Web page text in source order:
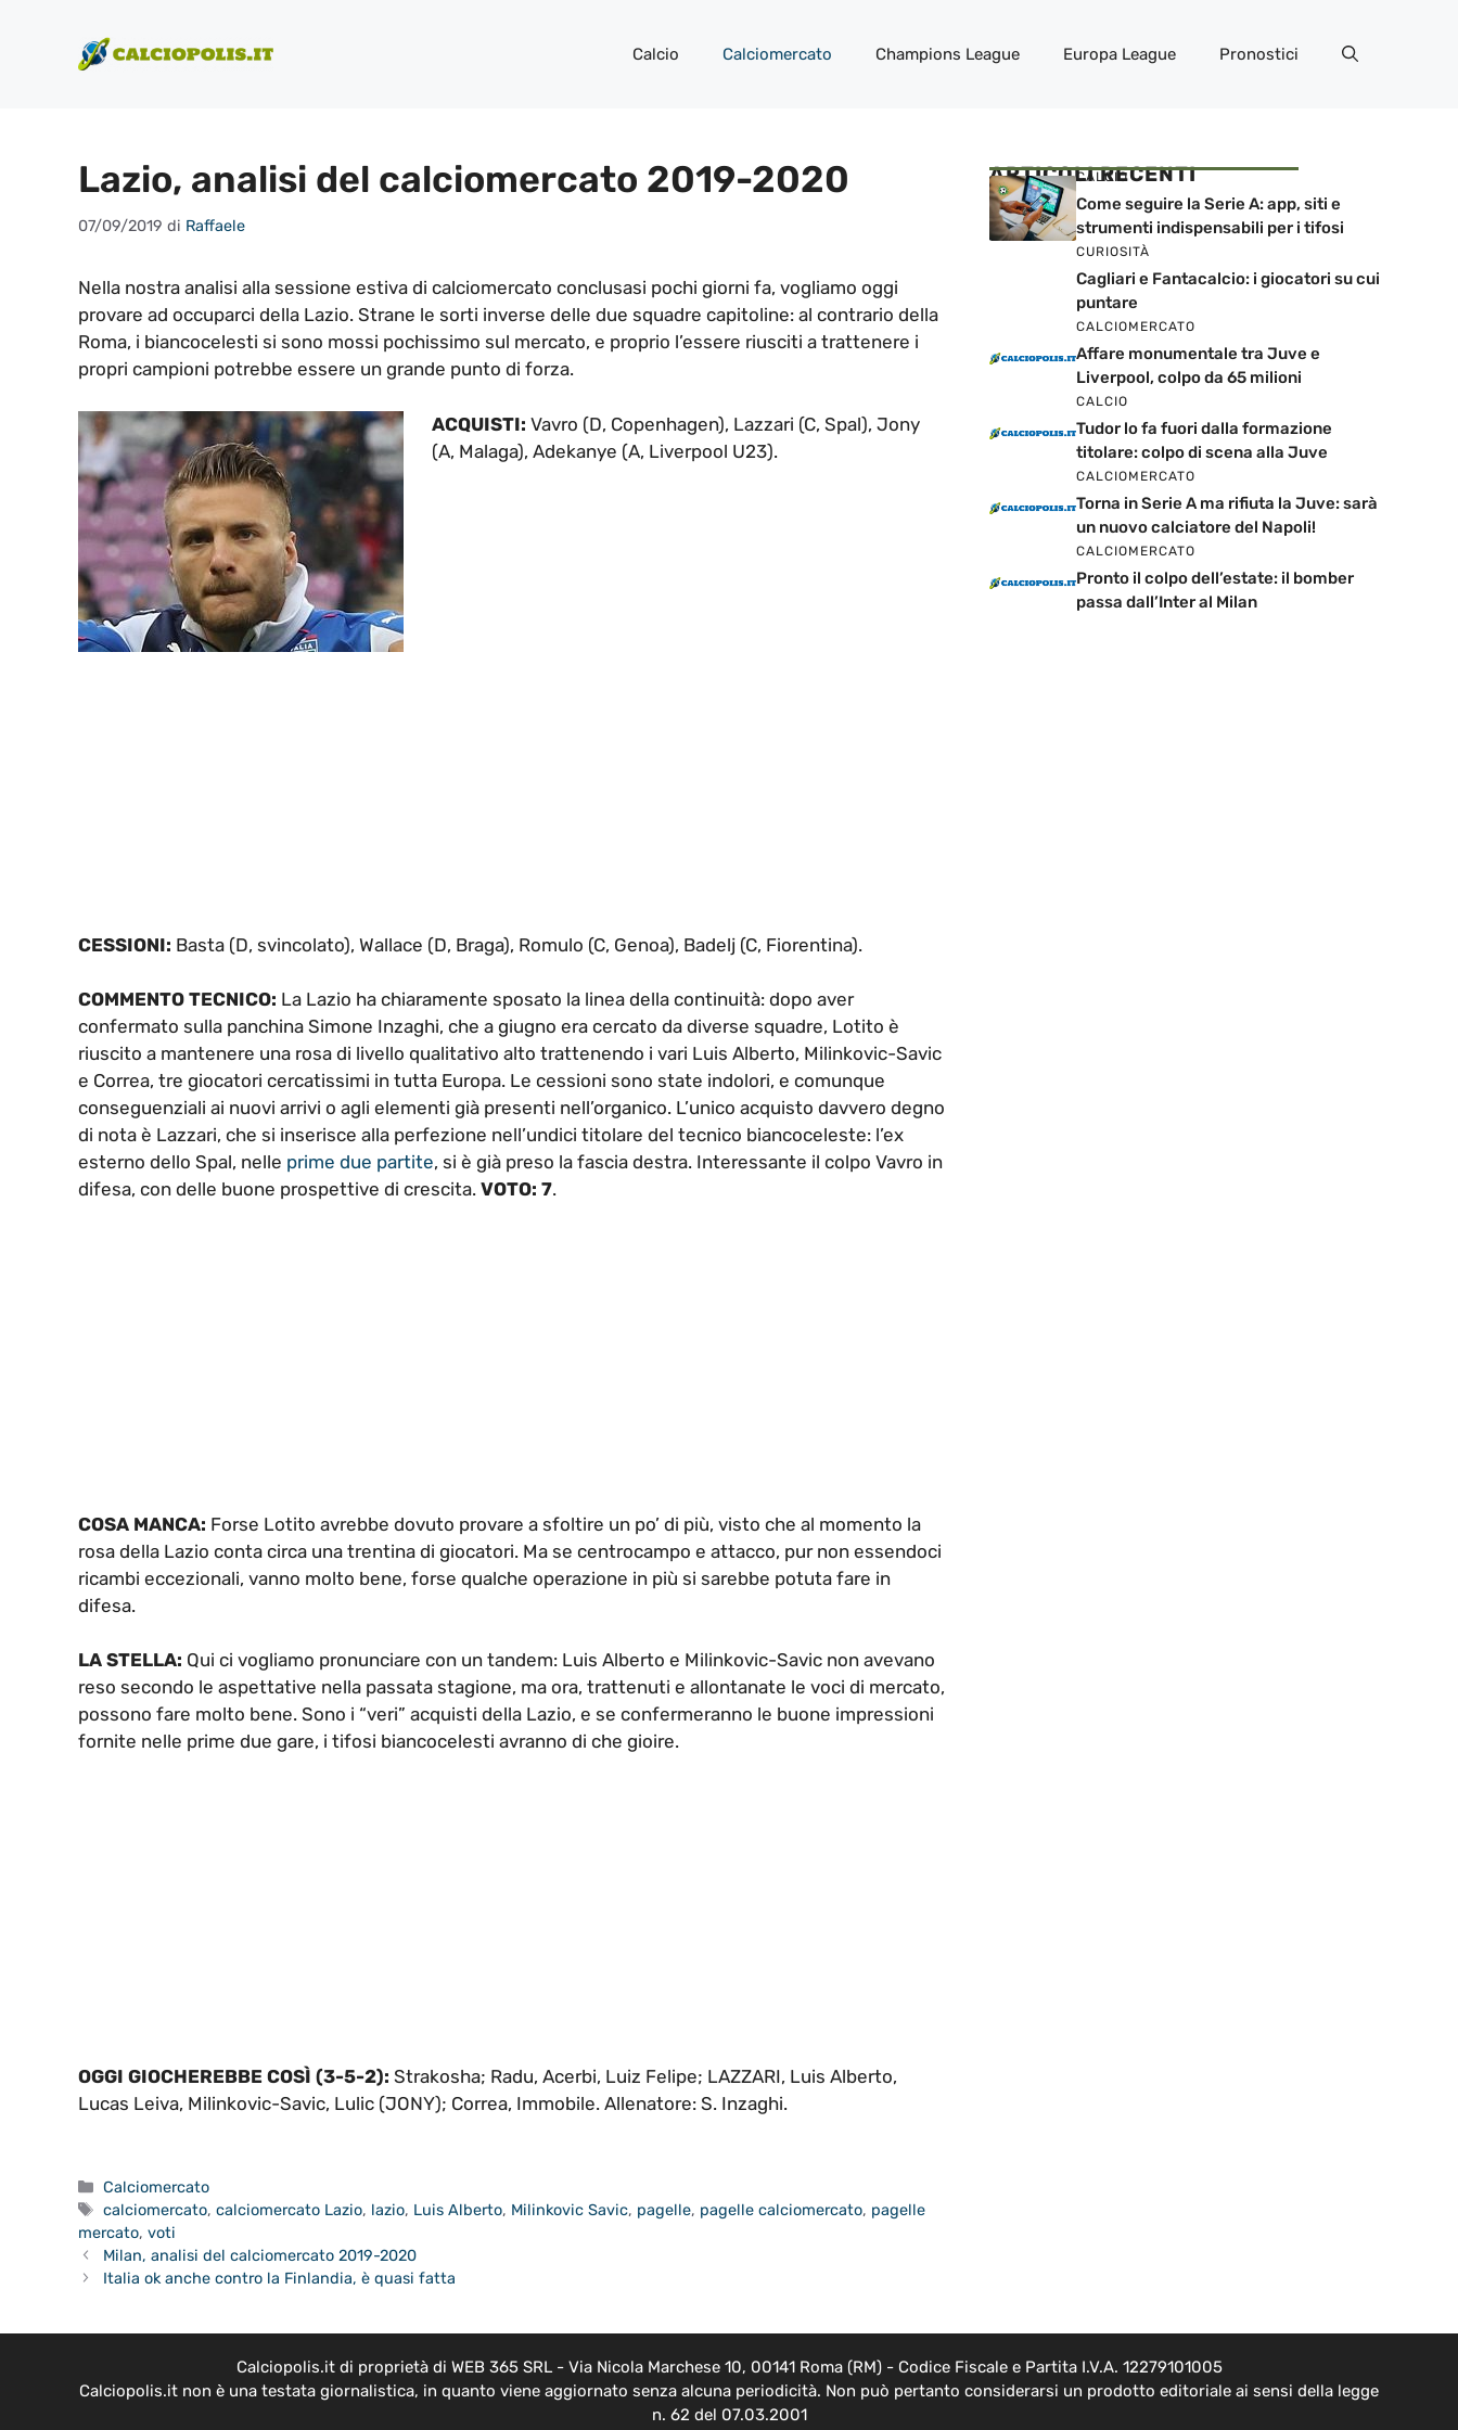
contenuto
Calcio Calciomercato Champions League Europa League Pronostici
Lazio, analisi del calciomercato 2019-2020
07/09/2019 di Raffaele
Nella nostra analisi alla sessione estiva di calciomercato conclusasi pochi giorni fa, vogliamo oggi
provare ad occuparci della Lazio. Strane le sorti inverse delle due squadre capitoline: al contrario della
Roma, i biancocelesti si sono mossi pochissimo sul mercato, e proprio l’essere riusciti a trattenere i
propri campioni potrebbe essere un grande punto di forza.
ACQUISTI: Vavro (D, Copenhagen), Lazzari (C, Spal), Jony
(A, Malaga), Adekanye (A, Liverpool U23).
CESSIONI: Basta (D, svincolato), Wallace (D, Braga), Romulo (C, Genoa), Badelj (C, Fiorentina).
COMMENTO TECNICO: La Lazio ha chiaramente sposato la linea della continuità: dopo aver
confermato sulla panchina Simone Inzaghi, che a giugno era cercato da diverse squadre, Lotito è
riuscito a mantenere una rosa di livello qualitativo alto trattenendo i vari Luis Alberto, Milinkovic-Savic
e Correa, tre giocatori cercatissimi in tutta Europa. Le cessioni sono state indolori, e comunque
conseguenziali ai nuovi arrivi o agli elementi già presenti nell’organico. L’unico acquisto davvero degno
di nota è Lazzari, che si inserisce alla perfezione nell’undici titolare del tecnico biancoceleste: l’ex
esterno dello Spal, nelle prime due partite, si è già preso la fascia destra. Interessante il colpo Vavro in
difesa, con delle buone prospettive di crescita. VOTO: 7.
COSA MANCA: Forse Lotito avrebbe dovuto provare a sfoltire un po’ di più, visto che al momento la
rosa della Lazio conta circa una trentina di giocatori. Ma se centrocampo e attacco, pur non essendoci
ricambi eccezionali, vanno molto bene, forse qualche operazione in più si sarebbe potuta fare in
difesa.
LA STELLA: Qui ci vogliamo pronunciare con un tandem: Luis Alberto e Milinkovic-Savic non avevano
reso secondo le aspettative nella passata stagione, ma ora, trattenuti e allontanate le voci di mercato,
possono fare molto bene. Sono i “veri” acquisti della Lazio, e se confermeranno le buone impressioni
fornite nelle prime due gare, i tifosi biancocelesti avranno di che gioire.
OGGI GIOCHEREBBE COSÌ (3-5-2): Strakosha; Radu, Acerbi, Luiz Felipe; LAZZARI, Luis Alberto,
Lucas Leiva, Milinkovic-Savic, Lulic (JONY); Correa, Immobile. Allenatore: S. Inzaghi.
Categorie
Calciomercato
Tag
calciomercato,calciomercato Lazio, lazio, Luis Alberto, Milinkovic Savic, pagelle, pagelle calciomercato, pagelle
mercato, voti
Milan, analisi del calciomercato 2019-2020
Italia ok anche contro la Finlandia, è quasi fatta
ARTICOLI RECENTI
CALCIO
Come seguire la Serie A: app, siti e
strumenti indispensabili per i tifosi
CURIOSITÀ
Cagliari e Fantacalcio: i giocatori su cui
puntare
CALCIOMERCATO
Affare monumentale tra Juve e
Liverpool, colpo da 65 milioni
CALCIO
Tudor lo fa fuori dalla formazione
titolare: colpo di scena alla Juve
CALCIOMERCATO
Torna in Serie A ma rifiuta la Juve: sarà
un nuovo calciatore del Napoli!
CALCIOMERCATO
Pronto il colpo dell’estate: il bomber
passa dall’Inter al Milan
Calciopolis.it di proprietà di WEB 365 SRL - Via Nicola Marchese 10, 00141 Roma (RM) - Codice Fiscale e Partita I.V.A. 12279101005
Calciopolis.it non è una testata giornalistica, in quanto viene aggiornato senza alcuna periodicità. Non può pertanto considerarsi un prodotto editoriale ai sensi della legge
n. 62 del 07.03.2001